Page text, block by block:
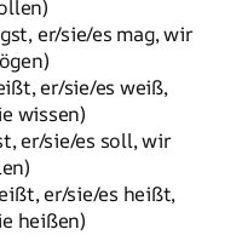
er/sie/es mag, wir
er/sie/es weiß,
wissen)
er/sie/es soll, wir
er/sie/es heißt,
heißen)